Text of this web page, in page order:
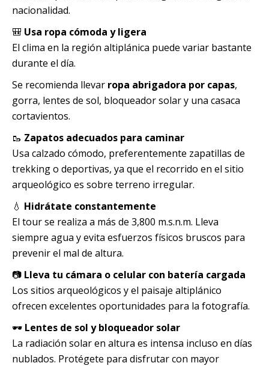
nacionalidad.
🎒 Usa ropa cómoda y ligera
El clima en la región altiplánica puede variar bastante
durante el día.
Se recomienda llevar ropa abrigadora por capas,
gorra, lentes de sol, bloqueador solar y una casaca
cortavientos.
🥾 Zapatos adecuados para caminar
Usa calzado cómodo, preferentemente zapatillas de
trekking o deportivas, ya que el recorrido en el sitio
arqueológico es sobre terreno irregular.
💧 Hidrátate constantemente
El tour se realiza a más de 3,800 m.s.n.m. Lleva
siempre agua y evita esfuerzos físicos bruscos para
prevenir el mal de altura.
📷 Lleva tu cámara o celular con batería cargada
Los sitios arqueológicos y el paisaje altiplánico
ofrecen excelentes oportunidades para la fotografía.
🕶️ Lentes de sol y bloqueador solar
La radiación solar en altura es intensa incluso en días
nublados. Protégete para disfrutar con mayor